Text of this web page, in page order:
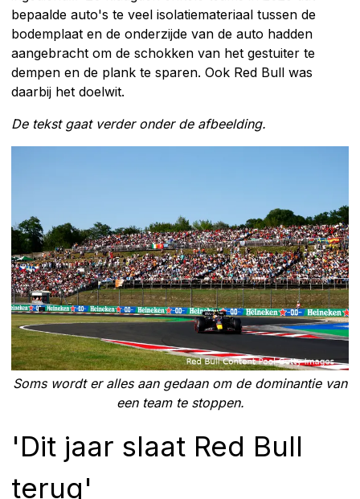
bepaalde auto's te veel isolatiemateriaal tussen de
bodemplaat en de onderzijde van de auto hadden
aangebracht om de schokken van het gestuiter te
dempen en de plank te sparen. Ook Red Bull was
daarbij het doelwit.
De tekst gaat verder onder de afbeelding.
Soms wordt er alles aan gedaan om de dominantie van
een team te stoppen.
'Dit jaar slaat Red Bull
terug'